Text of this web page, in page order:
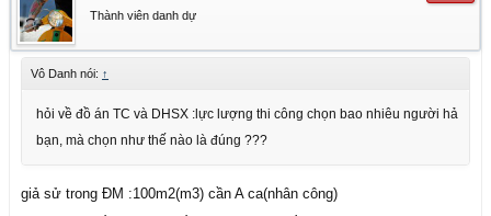
Thành viên danh dự
Vô Danh nói: ↑
hỏi về đồ án TC và DHSX :lực lượng thi công chọn bao nhiêu người hả
bạn, mà chọn như thế nào là đúng ???
giả sử trong ĐM :100m2(m3) cần A ca(nhân công)